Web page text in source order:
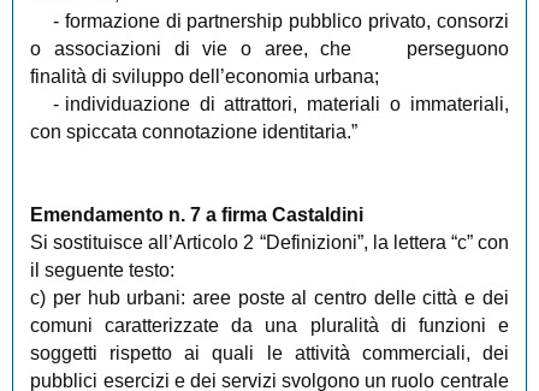
- formazione di partnership pubblico privato, consorzi
o associazioni di vie o aree, che
perseguono
finalità di sviluppo dell’economia urbana;
- individuazione di attrattori, materiali o immateriali,
con spiccata connotazione identitaria.”
Emendamento n. 7 a firma Castaldini
Si sostituisce all’Articolo 2 “Definizioni”, la lettera “c” con
il seguente testo:
c) per hub urbani: aree poste al centro delle città e dei
comuni caratterizzate da una pluralità di funzioni e
soggetti rispetto ai quali le attività commerciali, dei
pubblici esercizi e dei servizi svolgono un ruolo centrale